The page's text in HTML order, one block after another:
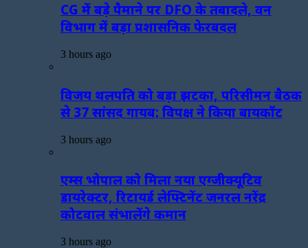
CG में बड़े पैमाने पर DFO के तबादले, वन
विभाग में बड़ा प्रशासनिक फेरबदल
3 hours ago
विजय थलपति को बड़ा झटका, परिसीमन बैठक
से 37 सांसद गायब; विपक्ष ने किया बायकॉट
3 hours ago
एम्स भोपाल को मिला नया एग्जीक्यूटिव
डायरेक्टर, रिटायर्ड लेफ्टिनेंट जनरल नरेंद्र
कोटवाल संभालेंगे कमान
3 hours ago